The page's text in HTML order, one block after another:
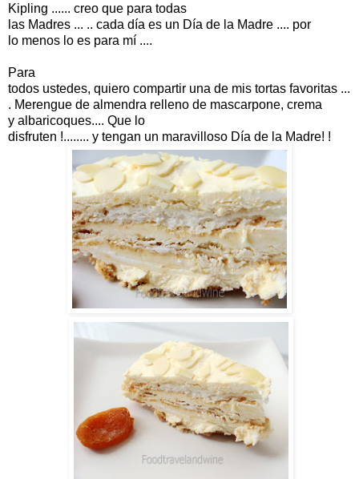
Kipling ...... creo que para todas
las Madres ... .. cada día es un Día de la Madre .... por
lo menos lo es para mí ....
Para
todos ustedes, quiero compartir una de mis tortas favoritas ...
. Merengue de almendra relleno de mascarpone, crema
y albaricoques.... Que lo
disfruten !........ y tengan un maravilloso Día de la Madre! !